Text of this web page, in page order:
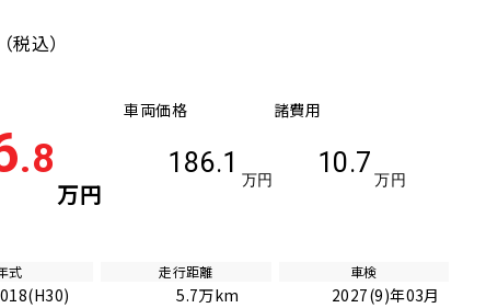
（税込）
.8
万円
車両価格
186.1
万円
諸費用
10.7
万円
式 走行距離
5.7万km
車検
2027(9)年03月